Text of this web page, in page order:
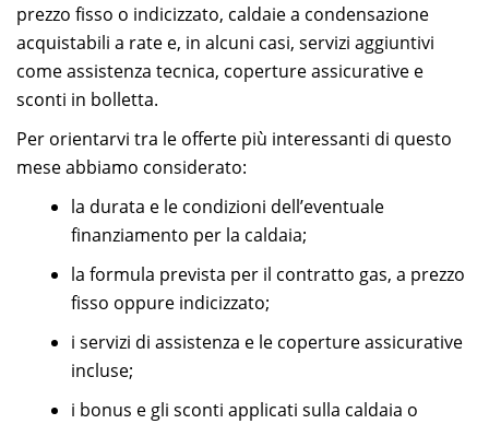
prezzo fisso o indicizzato, caldaie a condensazione
acquistabili a rate e, in alcuni casi, servizi aggiuntivi
come assistenza tecnica, coperture assicurative e
sconti in bolletta.
Per orientarvi tra le offerte più interessanti di questo
mese abbiamo considerato:
la durata e le condizioni dell’eventuale
finanziamento per la caldaia;
la formula prevista per il contratto gas, a prezzo
fisso oppure indicizzato;
i servizi di assistenza e le coperture assicurative
incluse;
i bonus e gli sconti applicati sulla caldaia o